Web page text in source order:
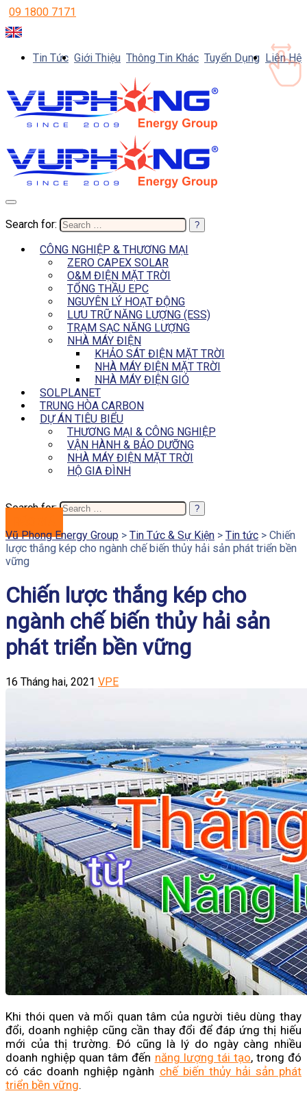
09 1800 7171
Tin Tức Giới Thiệu Thông Tin Khác Tuyển Dụng Liên Hệ
Search for:
CÔNG NGHIỆP & THƯƠNG MẠI
ZERO CAPEX SOLAR
O&M ĐIỆN MẶT TRỜI
TỔNG THẦU EPC
NGUYÊN LÝ HOẠT ĐỘNG
LƯU TRỮ NĂNG LƯỢNG (ESS)
TRẠM SẠC NĂNG LƯỢNG
NHÀ MÁY ĐIỆN
KHẢO SÁT ĐIỆN MẶT TRỜI
NHÀ MÁY ĐIỆN MẶT TRỜI
NHÀ MÁY ĐIỆN GIÓ
SOLPLANET
TRUNG HÒA CARBON
DỰ ÁN TIÊU BIỂU
THƯƠNG MẠI & CÔNG NGHIỆP
VẬN HÀNH & BẢO DƯỠNG
NHÀ MÁY ĐIỆN MẶT TRỜI
HỘ GIA ĐÌNH
Search for:
Vũ Phong Energy Group > Tin Tức & Sự Kiện > Tin tức > Chiến
lược thắng kép cho ngành chế biến thủy hải sản phát triển bền
vững
Chiến lược thắng kép cho
ngành chế biến thủy hải sản
phát triển bền vững
16 Tháng hai, 2021 VPE
Khi thói quen và mối quan tâm của người tiêu dùng thay
đổi, doanh nghiệp cũng cần thay đổi để đáp ứng thị hiếu
mới của thị trường. Đó cũng là lý do ngày càng nhiều
doanh nghiệp quan tâm đến năng lượng tái tạo, trong đó
có các doanh nghiệp ngành chế biến thủy hải sản phát
triển bền vững.